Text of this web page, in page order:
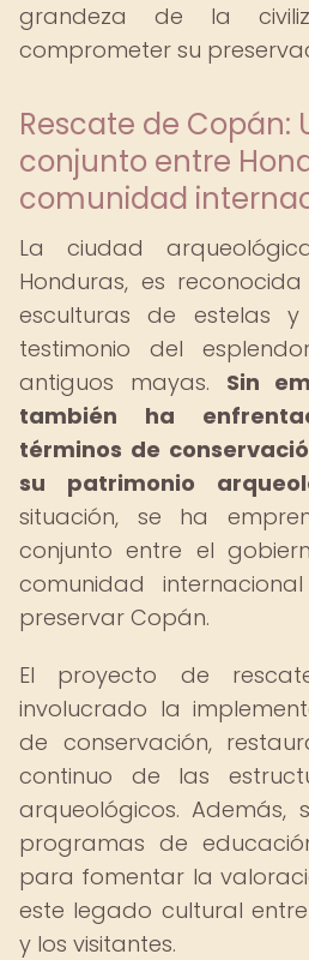
grandeza de la
comprometer su
Rescate de Copán:
conjunto entre
comunidad
La ciudad
Honduras, es
esculturas de estelas
testimonio del
antiguos mayas. Sin
también ha
términos de
su patrimonio
situación, se ha
conjunto entre el
comunidad
preservar Copán.
El proyecto de
involucrado la
de conservación,
continuo de las
arqueológicos. Además,
programas de
para fomentar la
este legado cultural
y los visitantes.